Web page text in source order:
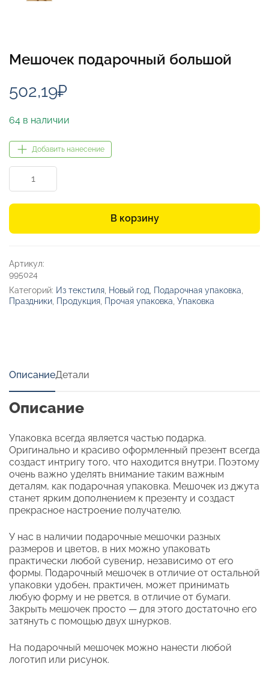
Мешочек подарочный большой
502,19₽
64 в наличии
Добавить нанесение
Количество
товара
Мешочек
подарочный
В корзину
Артикул:
995024
Категорий: Из текстиля Новый год Подарочная упаковка
Праздники Продукция Прочая упаковка Упаковка
ОписаниеДетали
Описание
Упаковка всегда является частью подарка.
Оригинально и красиво оформленный презент всегда
создаст интригу того, что находится внутри. Поэтому
очень важно уделять внимание таким важным
деталям, как подарочная упаковка. Мешочек из джута
станет ярким дополнением к презенту и создаст
прекрасное настроение получателю.
У нас в наличии подарочные мешочки разных
размеров и цветов, в них можно упаковать
практически любой сувенир, независимо от его
формы. Подарочный мешочек в отличие от остальной
упаковки удобен, практичен, может принимать
любую форму и не рвется, в отличие от бумаги.
Закрыть мешочек просто — для этого достаточно его
затянуть с помощью двух шнурков.
На подарочный мешочек можно нанести любой
логотип или рисунок.